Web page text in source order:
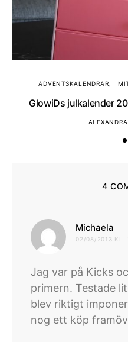
ADVENTSKALENDRAR
GlowiDs julkalender
ALEXANDRA
4
Michaela
02/08/2013 KL.
Jag var på Kicks
primern. Testade
blev riktigt
nog ett köp